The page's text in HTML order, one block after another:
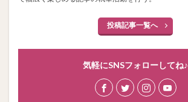
投稿記事一覧へ
気軽にSNSフォローしてね♪